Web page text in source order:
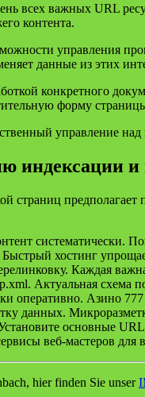
всех важных URL
контента.
управления
данные из этих
конкретного
форму
управление
индексации и
страниц
систематически.
хостинг
Каждая
Актуальная схема
оперативно. Азино
данных.
основные
веб-мастеров
hier finden Sie unser